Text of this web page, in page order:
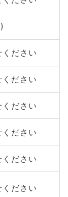
ださい
ださい
ださい
ださい
ださい
ださい